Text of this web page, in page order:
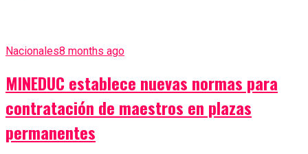
Nacionales8 months ago
MINEDUC establece nuevas normas para
contratación de maestros en plazas
permanentes